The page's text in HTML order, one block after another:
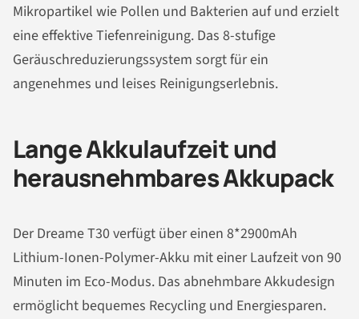
Mikropartikel wie Pollen und Bakterien auf und erzielt
eine effektive Tiefenreinigung. Das 8-stufige
Geräuschreduzierungssystem sorgt für ein
angenehmes und leises Reinigungserlebnis.
Lange Akkulaufzeit und
herausnehmbares Akkupack
Der Dreame T30 verfügt über einen 8*2900mAh
Lithium-Ionen-Polymer-Akku mit einer Laufzeit von 90
Minuten im Eco-Modus. Das abnehmbare Akkudesign
ermöglicht bequemes Recycling und Energiesparen.